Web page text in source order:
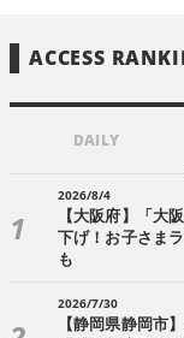
ACCESS
DAILY
2026/8/4
【大阪府】「大
下げ！お子さま
も
2026/7/30
【静岡県静岡市